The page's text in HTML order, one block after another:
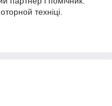
техніці.